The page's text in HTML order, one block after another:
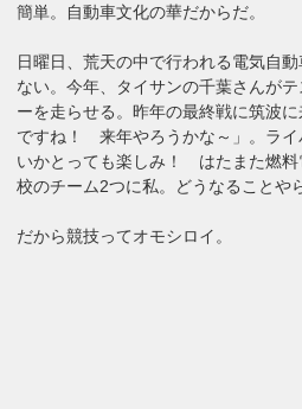
簡単。自動車文化の華だからだ。
日曜日、荒天の中で行われる電気自
ない。今年、タイサンの千葉さんが
ーを走らせる。昨年の最終戦に筑波
ですね！ 来年やろうかな～」。ライ
いかとっても楽しみ！ はたまた燃
校のチーム2つに私。どうなることや
だから競技ってオモシロイ。